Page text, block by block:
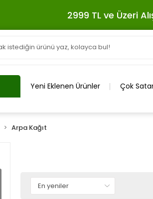
2999 TL ve Üzeri
Yeni Eklenen Ürünler Çok
Arpa Kağıt